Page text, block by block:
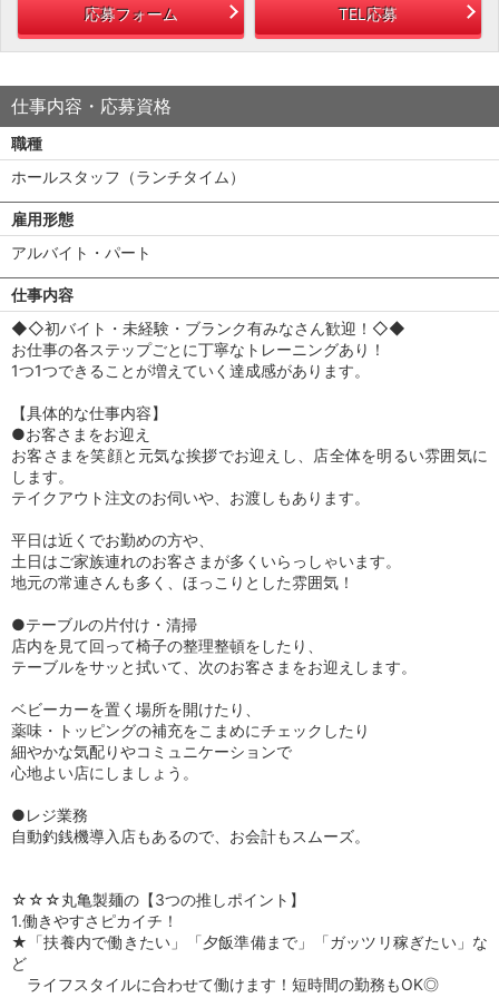
応募フォーム TEL応募
仕事内容・応募資格
職種
ホールスタッフ（ランチタイム）
雇用形態
アルバイト・パート
仕事内容
◆◇初バイト・未経験・ブランク有みなさん歓迎！◇◆
お仕事の各ステップごとに丁寧なトレーニングあり！
1つ1つできることが増えていく達成感があります。
【具体的な仕事内容】
●お客さまをお迎え
お客さまを笑顔と元気な挨拶でお迎えし、店全体を明るい雰囲気に
します。
テイクアウト注文のお伺いや、お渡しもあります。
平日は近くでお勤めの方や、
土日はご家族連れのお客さまが多くいらっしゃいます。
地元の常連さんも多く、ほっこりとした雰囲気！
●テーブルの片付け・清掃
店内を見て回って椅子の整理整頓をしたり、
テーブルをサッと拭いて、次のお客さまをお迎えします。
ベビーカーを置く場所を開けたり、
薬味・トッピングの補充をこまめにチェックしたり
細やかな気配りやコミュニケーションで
心地よい店にしましょう。
●レジ業務
自動釣銭機導入店もあるので、お会計もスムーズ。
☆☆☆丸亀製麺の【3つの推しポイント】
1.働きやすさピカイチ！
★「扶養内で働きたい」「夕飯準備まで」「ガッツリ稼ぎたい」な
ど
ライフスタイルに合わせて働けます！短時間の勤務もOK◎